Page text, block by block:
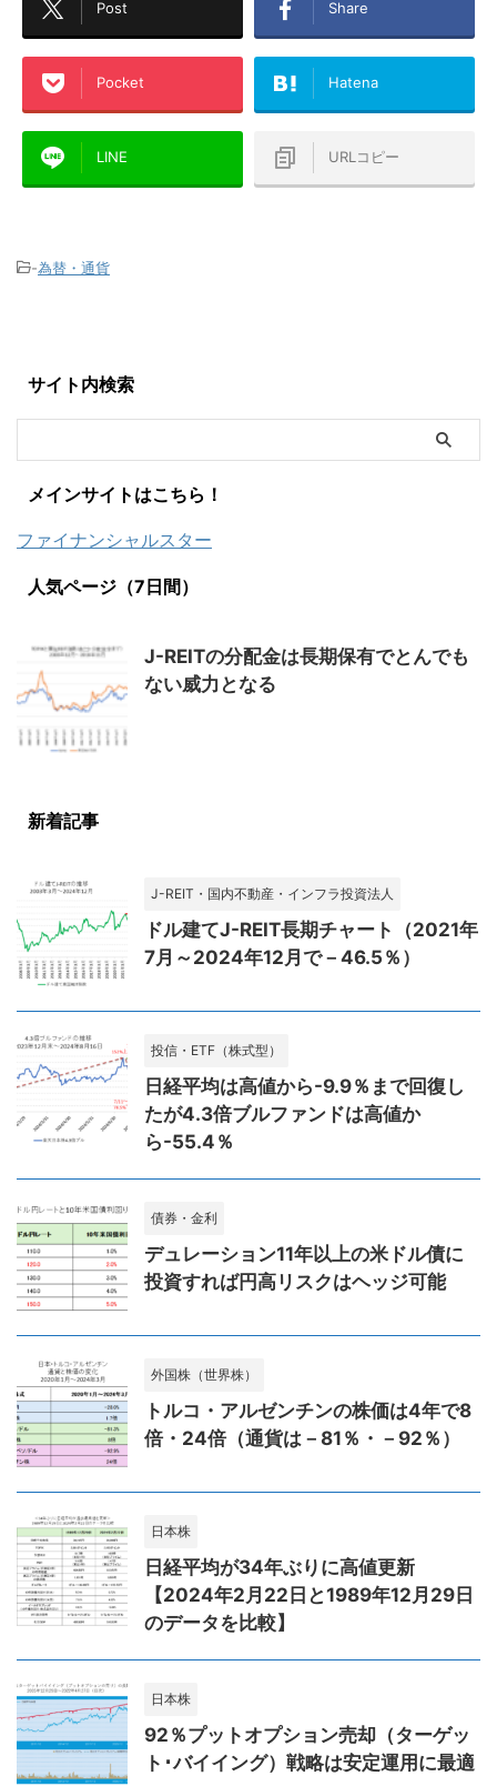
Post Share
Pocket Hatena
LINE URLコピー
-為替・通貨
サイト内検索
メインサイトはこちら！
ファイナンシャルスター
人気ページ（7日間）
J-REITの分配金は長期保有でとんでも
ない威力となる
新着記事
J-REIT・国内不動産・インフラ投資法人
ドル建てJ-REIT長期チャート（2021年
7月～2024年12月で－46.5％）
投信・ETF（株式型）
日経平均は高値から-9.9％まで回復し
たが4.3倍ブルファンドは高値か
ら-55.4％
債券・金利
デュレーション11年以上の米ドル債に
投資すれば円高リスクはヘッジ可能
外国株（世界株）
トルコ・アルゼンチンの株価は4年で8
倍・24倍（通貨は－81％・－92％）
日本株
日経平均が34年ぶりに高値更新
【2024年2月22日と1989年12月29日
のデータを比較】
日本株
92％プットオプション売却（ターゲッ
ト･バイイング）戦略は安定運用に最適